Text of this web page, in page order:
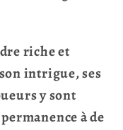
riche et
intrigue, ses
y sont
à de